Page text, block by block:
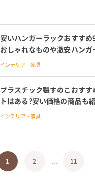
安いハンガーラックおすすめ
おしゃれなものや激安ハンガ
インテリア・家具
プラスチック製すのこおすす
トはある?安い価格の商品も
インテリア・家具
1 2 11